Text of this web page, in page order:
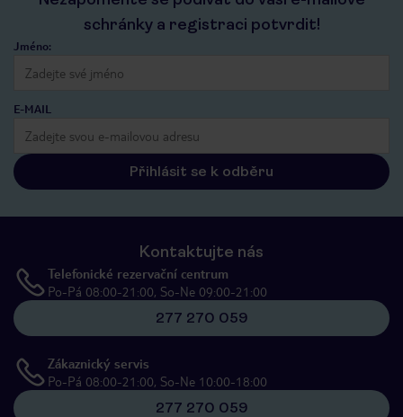
schránky a registraci potvrdit!
Jméno:
E-MAIL
Přihlásit se k odběru
Kontaktujte nás
Telefonické rezervační centrum
Po-Pá 08:00-21:00, So-Ne 09:00-21:00
277 270 059
Zákaznický servis
Po-Pá 08:00-21:00, So-Ne 10:00-18:00
277 270 059